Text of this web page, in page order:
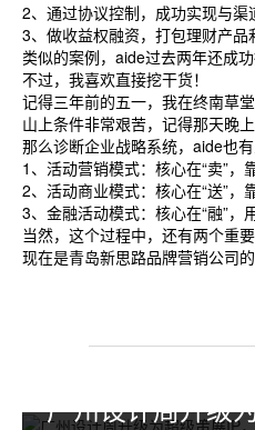
2、通过协议控制，成功实现与渠
3、做收益权融资，打包理财产品
类似的案例，aide过去两年还成
不过，我喜欢直接挖干货！
记得三年前的五一，我在终南草
山上条件非常艰苦，记得那天晚
那么诊断企业战略系统，aide也有
1、活动营销模式：核心在“卖”，
2、活动商业模式：核心在“送”，
3、金融活动模式：核心在“融”，
当然，这个过程中，还有两个重
现在是青岛新思路品牌营销公司
广州设计周升级